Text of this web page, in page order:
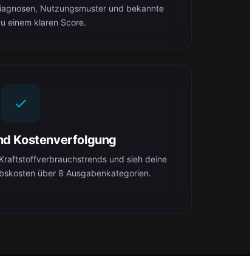
Nutzungsmuster und bekannte
einem klaren Score.
Kostenverfolgung
und sieh deine
über 8 Ausgabenkategorien.